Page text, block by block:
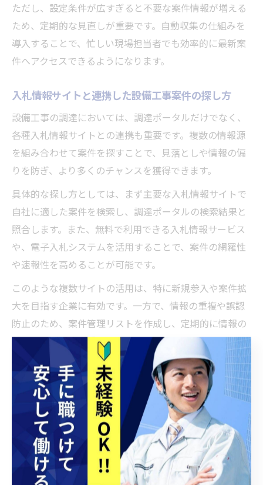
ただし、設定条件が広すぎると不要な案件情報が増える
ため、定期的な見直しが重要です。自動収集の仕組みを
導入することで、忙しい現場担当者でも効率的に最新案
件へアクセスできるようになります。
入札情報サイトと連携した設備工事案件の探し方
設備工事の調達においては、調達ポータルだけでなく、
各種入札情報サイトとの連携も重要です。複数の情報源
を組み合わせて案件を探すことで、見落としや情報の偏
りを防ぎ、より多くのチャンスを獲得できます。
具体的な探し方としては、まず主要な入札情報サイトで
自社に適した案件を検索し、調達ポータルの検索結果と
照合します。また、無料で利用できる入札情報サービス
や、電子入札システムを活用することで、案件の網羅性
や速報性を高めることが可能です。
このような複数サイトの活用は、特に新規参入や案件拡
大を目指す企業に有効です。一方で、情報の重複や誤認
防止のため、案件管理リストを作成し、定期的に情報の
整理を行うことが重要となります。
入札結果一覧を分析し落札率を高める
実践術
設備工事の入札結果一覧を分析する基本ステップ
設備工事の調達業務において、入札結果一覧の分析は落